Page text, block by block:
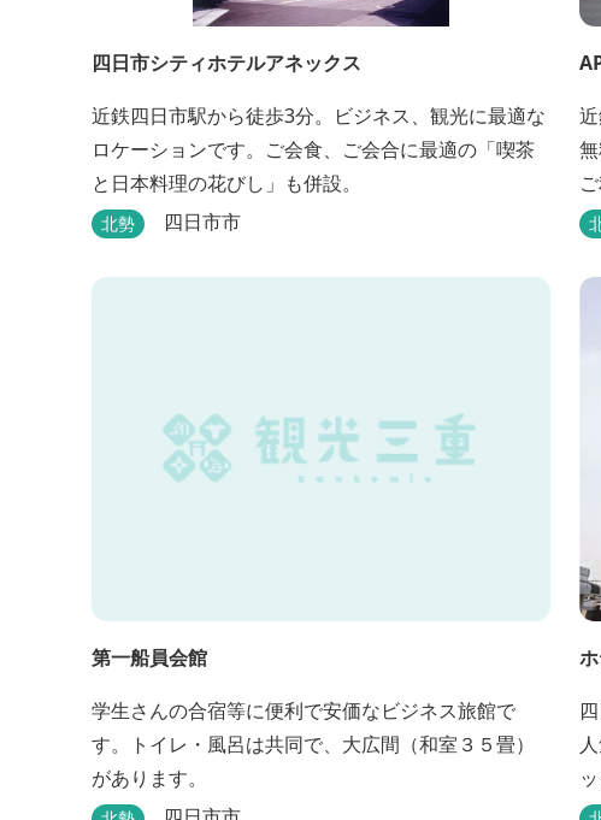
四日市シティホテルアネックス
近鉄四日市駅から徒歩3分。ビジネス、観光に最適な
ロケーションです。ご会食、ご会合に最適の「喫茶
と日本料理の花びし」も併設。
北勢 四日市市
第一船員会館
学生さんの合宿等に便利で安価なビジネス旅館で
す。トイレ・風呂は共同で、大広間（和室３５畳）
があります。